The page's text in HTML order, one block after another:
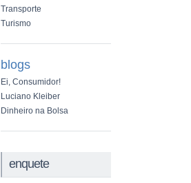
Transporte
Turismo
blogs
Ei, Consumidor!
Luciano Kleiber
Dinheiro na Bolsa
enquete